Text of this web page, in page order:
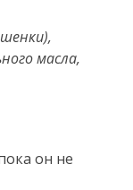
масла,
он не